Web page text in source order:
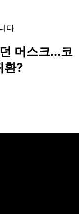
다
머스크...코
환?